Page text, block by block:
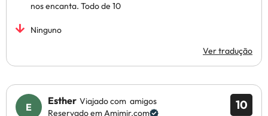
nos encanta. Todo de 10
Ninguno
Ver tradução
10
Esther Viajado com amigos
Reservado em Amimir.com